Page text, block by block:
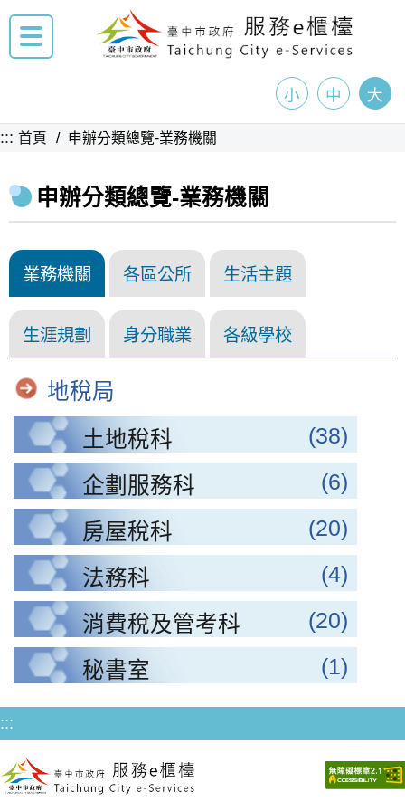
小 中 大
::: 首頁 申辦分類總覽-業務機關
申辦分類總覽-業務機關
業務機關 各區公所 生活主題
生涯規劃 身分職業 各級學校
地稅局
土地稅科
(38)
企劃服務科 (6)
房屋稅科 (20)
法務科 (4)
消費稅及管考科 (20)
秘書室 (1)
:::